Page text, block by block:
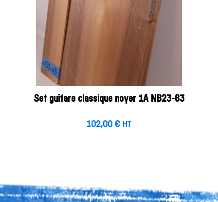
Set guitare classique noyer 1A NB23-63
102,00 € HT